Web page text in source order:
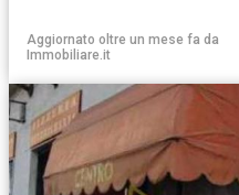
Aggiornato oltre un mese fa da
Immobiliare.it